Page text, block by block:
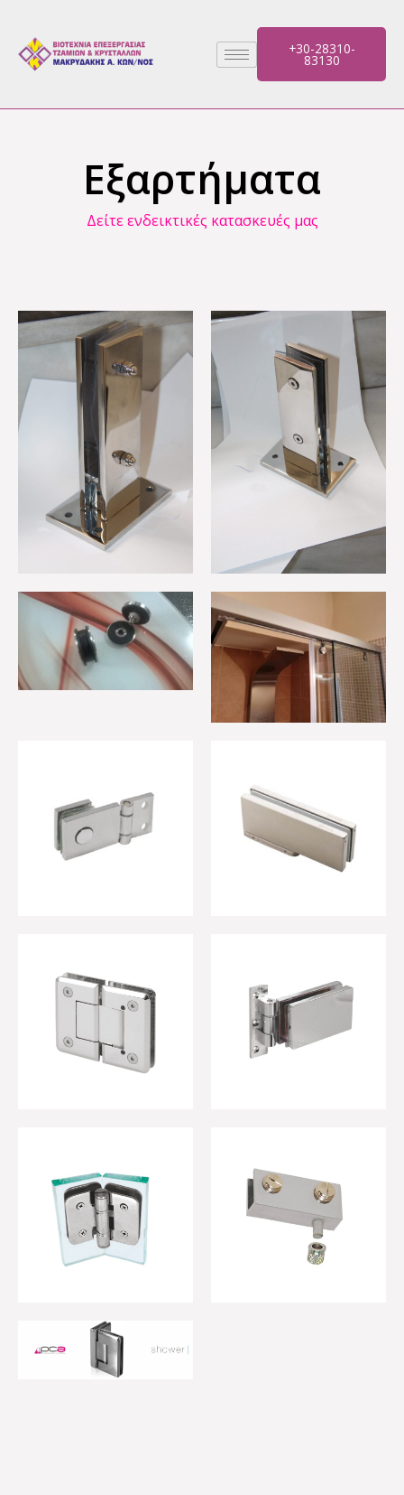
περιεχόμενο
+30-28310-
83130
Εξαρτήματα
Δείτε ενδεικτικές κατασκευές μας